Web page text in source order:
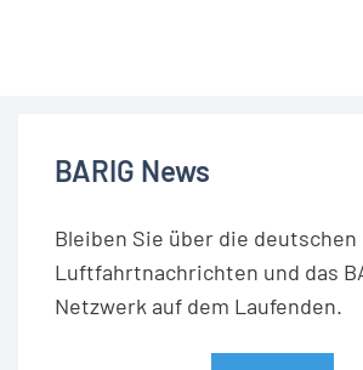
BARIG News
Bleiben Sie über die deutschen
Luftfahrtnachrichten und das
Netzwerk auf dem Laufenden.